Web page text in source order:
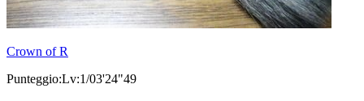
Crown of R
Punteggio:Lv:1/03'24"49